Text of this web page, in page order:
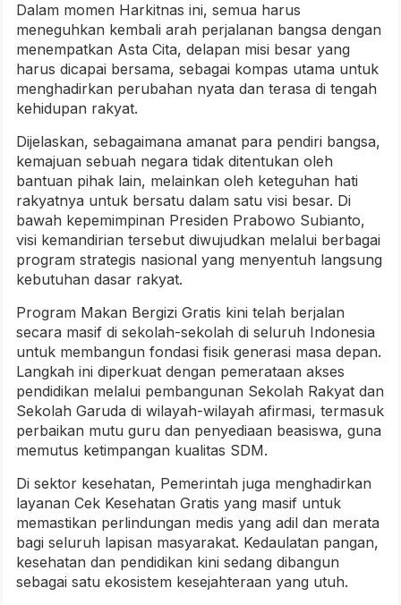
Dalam momen Harkitnas ini, semua harus
meneguhkan kembali arah perjalanan bangsa dengan
menempatkan Asta Cita, delapan misi besar yang
harus dicapai bersama, sebagai kompas utama untuk
menghadirkan perubahan nyata dan terasa di tengah
kehidupan rakyat.
Dijelaskan, sebagaimana amanat para pendiri bangsa,
kemajuan sebuah negara tidak ditentukan oleh
bantuan pihak lain, melainkan oleh keteguhan hati
rakyatnya untuk bersatu dalam satu visi besar. Di
bawah kepemimpinan Presiden Prabowo Subianto,
visi kemandirian tersebut diwujudkan melalui berbagai
program strategis nasional yang menyentuh langsung
kebutuhan dasar rakyat.
Program Makan Bergizi Gratis kini telah berjalan
secara masif di sekolah-sekolah di seluruh Indonesia
untuk membangun fondasi fisik generasi masa depan.
Langkah ini diperkuat dengan pemerataan akses
pendidikan melalui pembangunan Sekolah Rakyat dan
Sekolah Garuda di wilayah-wilayah afirmasi, termasuk
perbaikan mutu guru dan penyediaan beasiswa, guna
memutus ketimpangan kualitas SDM.
Di sektor kesehatan, Pemerintah juga menghadirkan
layanan Cek Kesehatan Gratis yang masif untuk
memastikan perlindungan medis yang adil dan merata
bagi seluruh lapisan masyarakat. Kedaulatan pangan,
kesehatan dan pendidikan kini sedang dibangun
sebagai satu ekosistem kesejahteraan yang utuh.